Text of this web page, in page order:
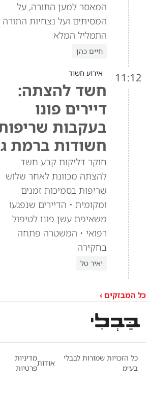
המאסר למען התורה, על
המסיתים ועל נצחיות התורה
התמליל המלא
חיים כהן
11:12 אירוע חשוד
חשד להצתה:
דיירים פונו
בעקבות
חשודות ברמת
חוקר דליקות קבע חשד
להצתה מכוונת לאחר שלוש
שריפות בסמיכות זמנים
ומקומית • הדיירים שנפגעו
משאיפת עשן פונו לטיפול
רפואי • המשטרה פתחה
בחקירה
יאיר טל
כל המבזקים ›
כל הזכויות שמורות לבבלי
בע״מ
אודות
מדיניות
פרטיות